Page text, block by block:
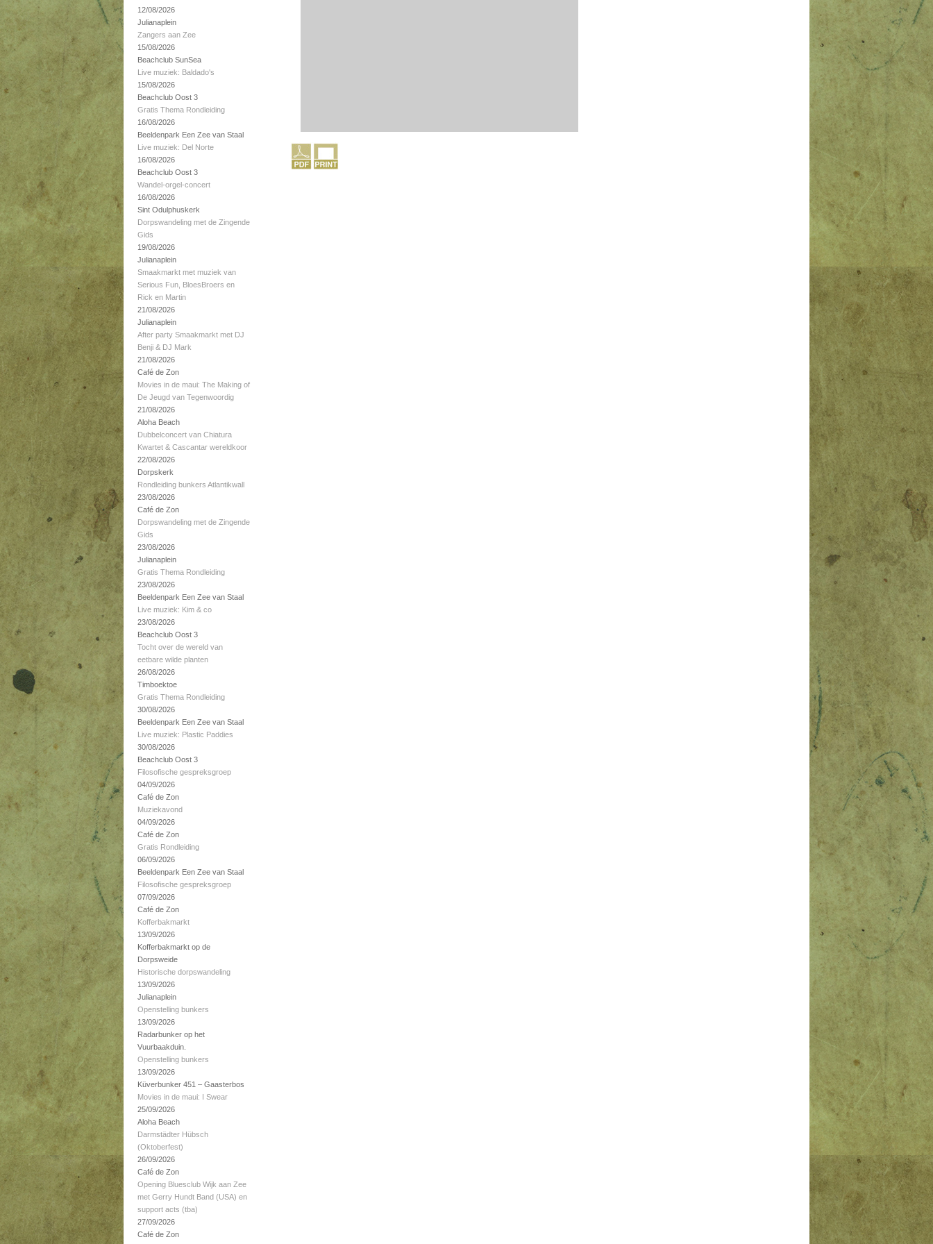
12/08/2026
Julianaplein
Zangers aan Zee
15/08/2026
Beachclub SunSea
Live muziek: Baldado's
15/08/2026
Beachclub Oost 3
Gratis Thema Rondleiding
16/08/2026
Beeldenpark Een Zee van Staal
Live muziek: Del Norte
16/08/2026
Beachclub Oost 3
Wandel-orgel-concert
16/08/2026
Sint Odulphuskerk
Dorpswandeling met de Zingende
Gids
19/08/2026
Julianaplein
Smaakmarkt met muziek van
Serious Fun, BloesBroers en
Rick en Martin
21/08/2026
Julianaplein
After party Smaakmarkt met DJ
Benji & DJ Mark
21/08/2026
Café de Zon
Movies in de maui: The Making of
De Jeugd van Tegenwoordig
21/08/2026
Aloha Beach
Dubbelconcert van Chiatura
Kwartet & Cascantar wereldkoor
22/08/2026
Dorpskerk
Rondleiding bunkers Atlantikwall
23/08/2026
Café de Zon
Dorpswandeling met de Zingende
Gids
23/08/2026
Julianaplein
Gratis Thema Rondleiding
23/08/2026
Beeldenpark Een Zee van Staal
Live muziek: Kim & co
23/08/2026
Beachclub Oost 3
Tocht over de wereld van
eetbare wilde planten
26/08/2026
Timboektoe
Gratis Thema Rondleiding
30/08/2026
Beeldenpark Een Zee van Staal
Live muziek: Plastic Paddies
30/08/2026
Beachclub Oost 3
Filosofische gespreksgroep
04/09/2026
Café de Zon
Muziekavond
04/09/2026
Café de Zon
Gratis Rondleiding
06/09/2026
Beeldenpark Een Zee van Staal
Filosofische gespreksgroep
07/09/2026
Café de Zon
Kofferbakmarkt
13/09/2026
Kofferbakmarkt op de
Dorpsweide
Historische dorpswandeling
13/09/2026
Julianaplein
Openstelling bunkers
13/09/2026
Radarbunker op het
Vuurbaakduin.
Openstelling bunkers
13/09/2026
Küverbunker 451 – Gaasterbos
Movies in de maui: I Swear
25/09/2026
Aloha Beach
Darmstädter Hübsch
(Oktoberfest)
26/09/2026
Café de Zon
Opening Bluesclub Wijk aan Zee
met Gerry Hundt Band (USA) en
support acts (tba)
27/09/2026
Café de Zon